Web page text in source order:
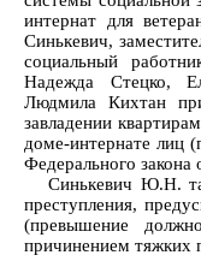
интернат для
Синькевич,
социальный
Надежда Стецко,
Людмила Кихтан
завладении
доме-интернате лиц
Федерального
Синькевич Ю.Н.
преступления,
(превышение
причинением тяжких